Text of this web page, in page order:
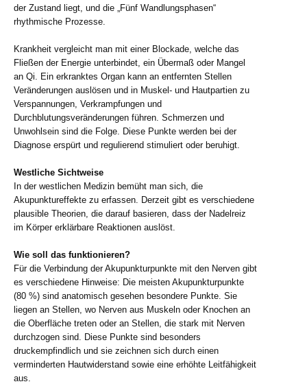
der Zustand liegt, und die „Fünf Wandlungsphasen“
rhythmische Prozesse.
Krankheit vergleicht man mit einer Blockade, welche das
Fließen der Energie unterbindet, ein Übermaß oder Mangel
an Qi. Ein erkranktes Organ kann an entfernten Stellen
Veränderungen auslösen und in Muskel- und Hautpartien zu
Verspannungen, Verkrampfungen und
Durchblutungsveränderungen führen. Schmerzen und
Unwohlsein sind die Folge. Diese Punkte werden bei der
Diagnose erspürt und regulierend stimuliert oder beruhigt.
Westliche Sichtweise
In der westlichen Medizin bemüht man sich, die
Akupunktureffekte zu erfassen. Derzeit gibt es verschiedene
plausible Theorien, die darauf basieren, dass der Nadelreiz
im Körper erklärbare Reaktionen auslöst.
Wie soll das funktionieren?
Für die Verbindung der Akupunkturpunkte mit den Nerven gibt
es verschiedene Hinweise: Die meisten Akupunkturpunkte
(80 %) sind anatomisch gesehen besondere Punkte. Sie
liegen an Stellen, wo Nerven aus Muskeln oder Knochen an
die Oberfläche treten oder an Stellen, die stark mit Nerven
durchzogen sind. Diese Punkte sind besonders
druckempfindlich und sie zeichnen sich durch einen
verminderten Hautwiderstand sowie eine erhöhte Leitfähigkeit
aus.